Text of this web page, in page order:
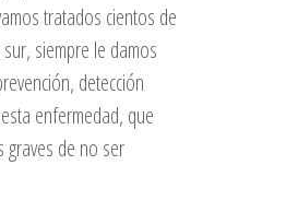
tratados cientos de
siempre le damos
detección
enfermedad, que
graves de no ser